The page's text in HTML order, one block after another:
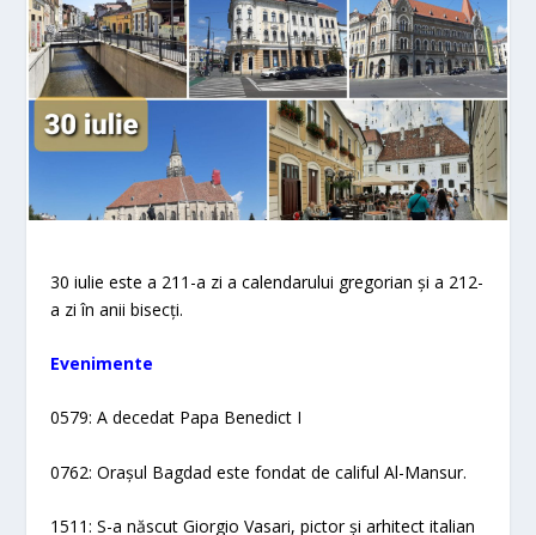
30 iulie este a 211-a zi a calendarului gregorian și a 212-
a zi în anii bisecți.
Evenimente
0579: A decedat Papa Benedict I
0762: Orașul Bagdad este fondat de califul Al-Mansur.
1511: S-a născut Giorgio Vasari, pictor și arhitect italian